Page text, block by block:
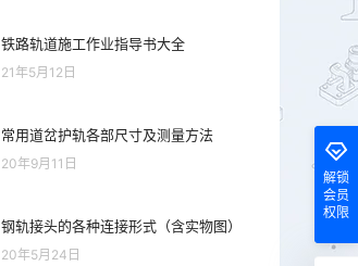
铁路轨道施工作业指导书大全
21年5月12日
常用道岔护轨各部尺寸及测量方法
20年9月11日
钢轨接头的各种连接形式（含实物图）
20年5月24日
解锁
会员
权限